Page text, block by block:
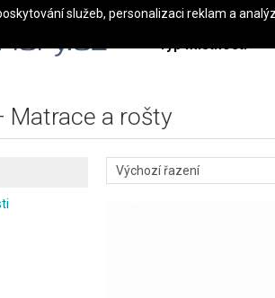
Typ místnosti
Matrace a rošty
služeb, personalizaci reklam a